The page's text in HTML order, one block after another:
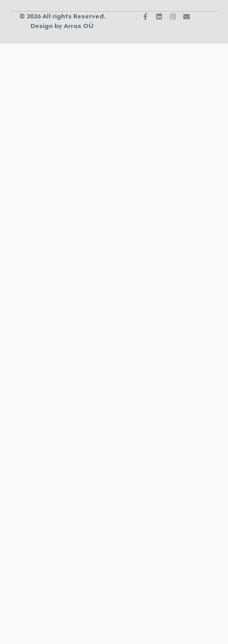
© 2026 All rights Reserved.
Design by Arras OÜ